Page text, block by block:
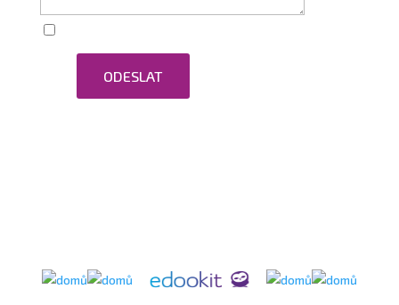
ODESLAT